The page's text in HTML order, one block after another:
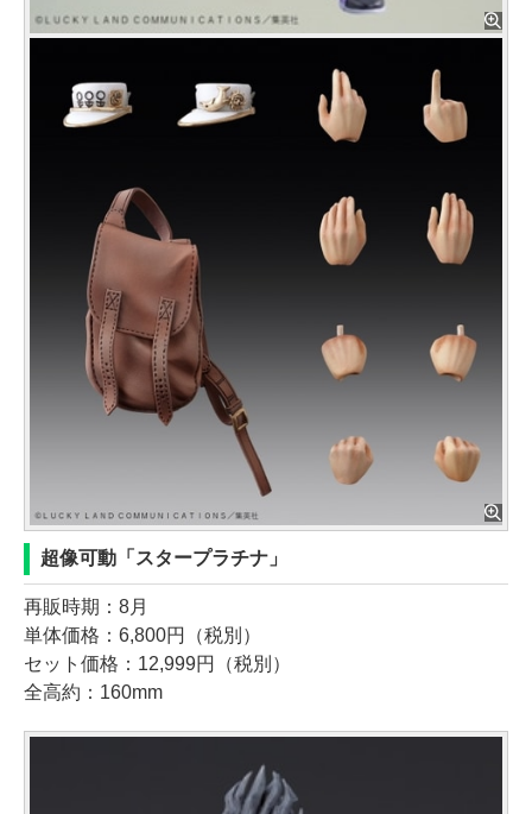
超像可動「スタープラチナ」
再販時期：8月
単体価格：6,800円（税別）
セット価格：12,999円（税別）
全高約：160mm